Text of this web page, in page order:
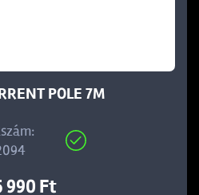
POLE 7M
990 Ft